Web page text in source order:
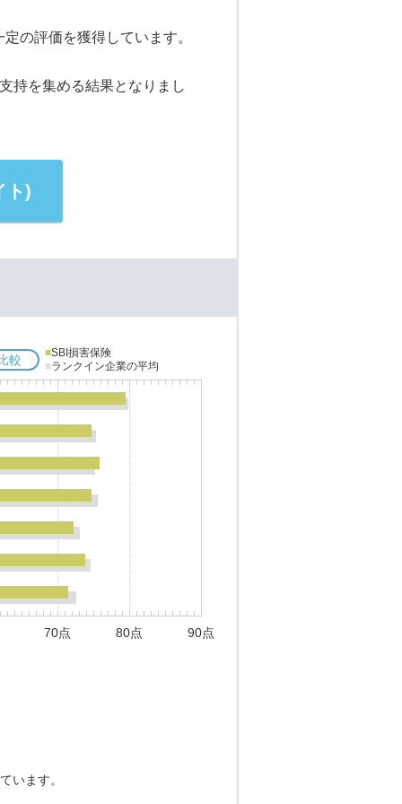
の評価を獲得しています。
持を集める結果となりまし
ト)
較 ■SBI損害保険
■ランクイン企業の平均
70点 80点 90点
います。